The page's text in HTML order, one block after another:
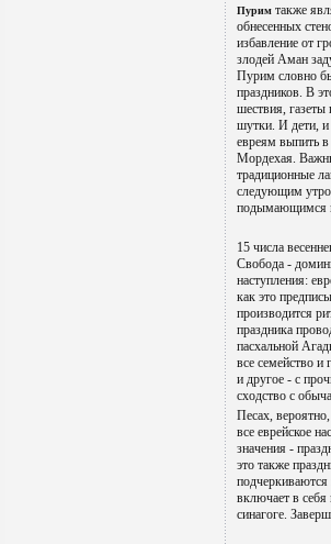
Пурим также
обнесенных
избавление от
злодей Аман
Пурим словно бы
праздников. В
шествия,
шутки. И дети, и
евреям выпить в
Мордехая.
традиционные
следующим
подымающимся
15 числа
Свобода -
наступления:
как это
производится
праздника
пасхальной
все семейство
и другое - с
сходство с
Песах,
все еврейское
значения -
это также
включает в себя
синагоге.